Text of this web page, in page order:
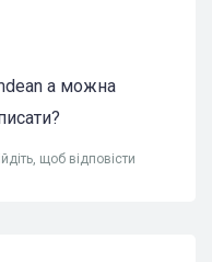
а можна
щоб відповісти